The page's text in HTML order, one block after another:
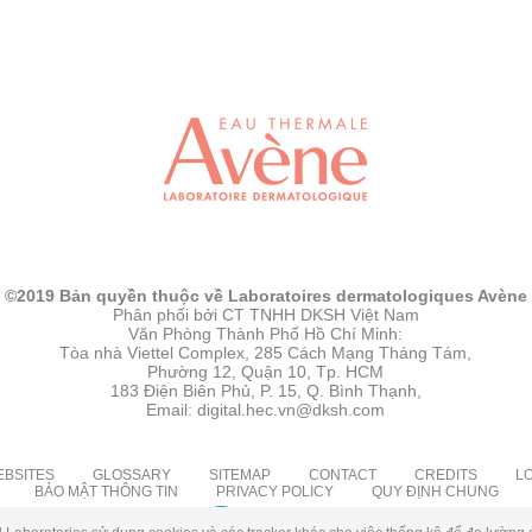
©2019 Bản quyền thuộc về Laboratoires dermatologiques Avène
Phân phối bởi CT TNHH DKSH Việt Nam
Văn Phòng Thành Phố Hồ Chí Minh:
Tòa nhà Viettel Complex, 285 Cách Mạng Tháng Tám,
Phường 12, Quận 10, Tp. HCM
183 Điện Biên Phủ, P. 15, Q. Bình Thạnh,
Email: digital.hec.vn@dksh.com
GLOSSARY SITEMAP CONTACT CREDITS
BẢO MẬT THÔNG TIN
PRIVACY POLICY QUY ĐỊNH CHUNG